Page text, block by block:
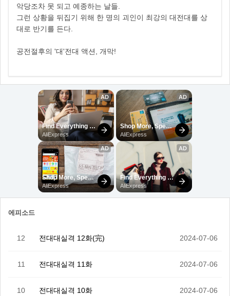
악당조차 못 되고 예종하는 날들.
그런 상황을 뒤집기 위해 한 명의 괴인이 최강의 대전대를 상
대로 반기를 든다.
공전절후의 '대'전대 액션, 개막!
에피소드
12 전대대실격 12화(完) 2024-07-06
11 전대대실격 11화 2024-07-06
10 전대대실격 10화 2024-07-06